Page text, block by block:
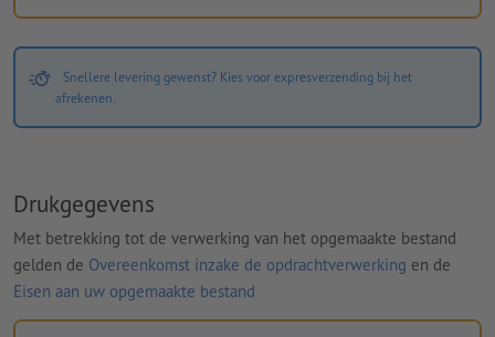
Snellere levering gewenst? Kies voor expresverzending bij het
afrekenen.
Drukgegevens
Met betrekking tot de verwerking van het opgemaakte bestand
gelden de Overeenkomst inzake de opdrachtverwerking en de
Eisen aan uw opgemaakte bestand